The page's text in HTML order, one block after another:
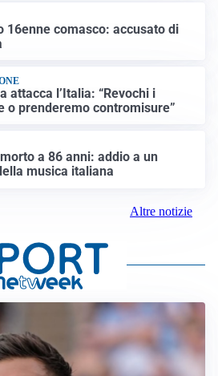
16enne comasco: accusato di
attacca l’Italia: “Revochi i
o prenderemo contromisure”
a 86 anni: addio a un
musica italiana
Altre notizie